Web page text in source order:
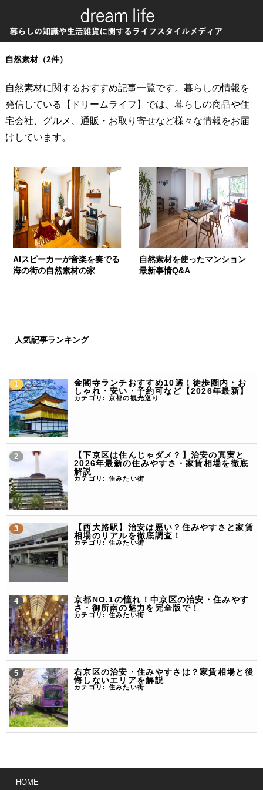
自然素材（2件）
自然素材に関するおすすめ記事一覧です。暮らしの情報を
発信している【ドリームライフ】では、暮らしの商品や住
宅会社、グルメ、通販・お取り寄せなど様々な情報をお届
けしています。
AIスピーカーが音楽を奏でる
海の街の自然素材の家
自然素材を使ったマンション
最新事情Q&A
人気記事ランキング
金閣寺ランチおすすめ10選！徒歩圏内・お
しゃれ・安い・予約可など【2026年最新】
カテゴリ: 京都の観光巡り
【下京区は住んじゃダメ？】治安の真実と
2026年最新の住みやすさ・家賃相場を徹底
解説
カテゴリ: 住みたい街
【西大路駅】治安は悪い？住みやすさと家賃
相場のリアルを徹底調査！
カテゴリ: 住みたい街
京都NO.1の憧れ！中京区の治安・住みやす
さ・御所南の魅力を完全版で！
カテゴリ: 住みたい街
右京区の治安・住みやすさは？家賃相場と後
悔しないエリアを解説
カテゴリ: 住みたい街
HOME